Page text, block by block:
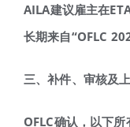
AILA建议雇主在
长期来自“OFLC
三、补件、审核及
OFLC确认，以下